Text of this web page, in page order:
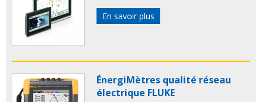
En savoir plus
ÉnergiMètres qualité réseau
électrique FLUKE